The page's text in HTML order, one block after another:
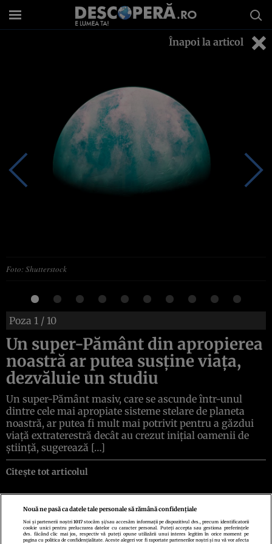
Înapoi la articol
Foto: Shutterstock
Poza 1 / 10
Un super-Pământ din apropierea
noastră ar putea susține viața,
dezvăluie un studiu
Un super-Pământ masiv, care se ascunde într-unul
dintre cele mai apropiate sisteme stelare de planeta
noastră, ar putea fi mult mai potrivit pentru a găzdui
viață extraterestră decât au crezut inițial oamenii de
știință, sugerează […]
Citește tot articolul
Politica de confidenţialitatePolitica de cookiesTermeni şi condiţii
Echipa redacționalăContactSetări Cookies
Nouă ne pasă ca datele tale personale să rămână confidențiale
Noi și partenerii noștri1017 stocăm și/sau accesăm informații pe dispozitivul dvs., precum identificatorii
cookie unici pentru prelucrarea datelor cu caracter personal. Puteți accepta sau gestiona preferințele
dvs. făcând clic mai jos, respectiv vă puteți opune utilizării unui interes legitim în orice moment pe
pagina cu politica de confidențialitate. Aceste alegeri vor fi raportate partenerilor noștri și nu vă vor afecta